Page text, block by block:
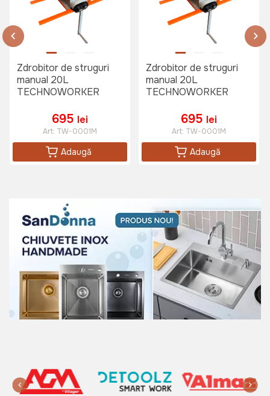
Zdrobitor de struguri
manual 20L
TECHNOWORKER
695 lei
Art: TW-0001M
Adaugă
Zdrobitor de struguri
manual 20L
TECHNOWORKER
695 lei
Art: TW-0001M
Adaugă